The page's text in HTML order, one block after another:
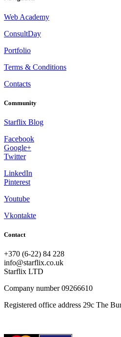
Web Academy
ConsultDay
Portfolio
Terms & Conditions
Contacts
Community
Starflix Blog
Facebook
Google+
Twitter
LinkedIn
Pinterest
Youtube
Vkontakte
Contact
+370 (6-22) 84 228
info@starflix.co.uk
Starflix LTD
Company number 09266610
Registered office address 29c The